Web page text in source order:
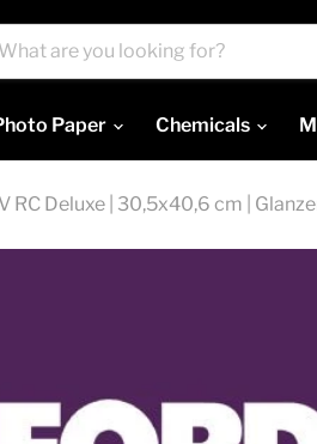
Paper Chemicals
RC Deluxe | 30,5x40,6 cm |